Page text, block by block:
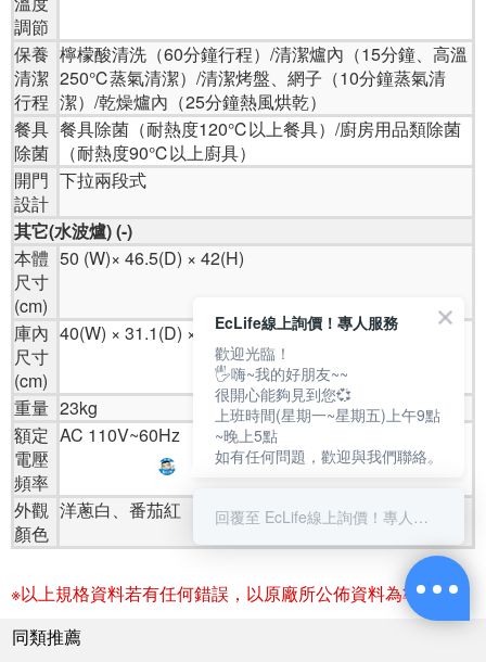
調節
保養
清潔
行程
檸檬酸清洗（60分鐘行程）/清潔爐內（15分鐘、高溫
250℃蒸氣清潔）/清潔烤盤、網子（10分鐘蒸氣清
潔）/乾燥爐內（25分鐘熱風烘乾）
餐具
除菌
餐具除菌（耐熱度120℃以上餐具）/廚房用品類除菌
（耐熱度90℃以上廚具）
開門
設計
下拉兩段式
其它(水波爐) (-)
本體
尺寸
(cm)
50 (W)× 46.5(D) × 42(H)
庫內
尺寸
(cm)
40(W) × 31.1(D) × 24(H)
重量 23kg
額定
電壓
頻率
AC 110V~60Hz
外觀
顏色
洋蔥白、番茄紅
※以上規格資料若有任何錯誤，以原廠所公佈資料為準。
同類推薦
EcLife線上詢價！專人服務
歡迎光臨！
🖐嗨~我的好朋友~~
很開心能夠見到您💞
上班時間(星期一~星期五)上午9點
~晚上5點
如有任何問題，歡迎與我們聯絡。
回覆至 EcLife線上詢價！專人服務